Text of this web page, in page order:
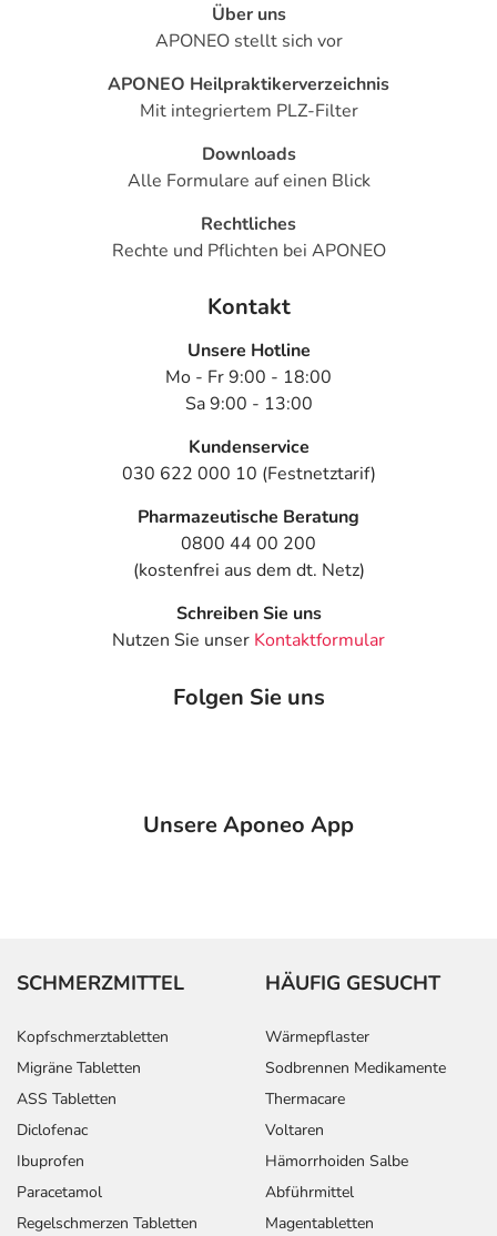
Über uns
APONEO stellt sich vor
APONEO Heilpraktikerverzeichnis
Mit integriertem PLZ-Filter
Downloads
Alle Formulare auf einen Blick
Rechtliches
Rechte und Pflichten bei APONEO
Kontakt
Unsere Hotline
Mo - Fr 9:00 - 18:00
Sa 9:00 - 13:00
Kundenservice
030 622 000 10 (Festnetztarif)
Pharmazeutische Beratung
0800 44 00 200
(kostenfrei aus dem dt. Netz)
Schreiben Sie uns
Nutzen Sie unser Kontaktformular
Folgen Sie uns
Unsere Aponeo App
SCHMERZMITTEL
Kopfschmerztabletten
Migräne Tabletten
ASS Tabletten
Diclofenac
Ibuprofen
Paracetamol
Regelschmerzen Tabletten
HÄUFIG GESUCHT
Wärmepflaster
Sodbrennen Medikamente
Thermacare
Voltaren
Hämorrhoiden Salbe
Abführmittel
Magentabletten